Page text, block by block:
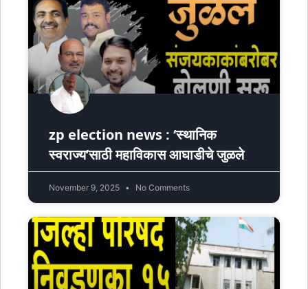
zp election news : ‘स्थानिक
स्वराज्य’साठी महाविकास आघाडीचे जुळले
November 9, 2025 No Comments